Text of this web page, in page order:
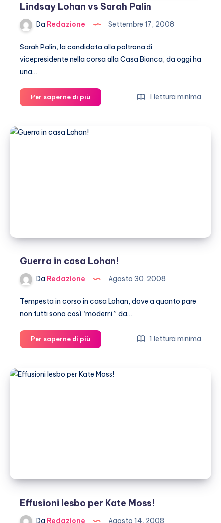
Lindsay Lohan vs Sarah Palin
Da Redazione Settembre 17, 2008
Sarah Palin, la candidata alla poltrona di
vicepresidente nella corsa alla Casa Bianca, da oggi ha
una…
Per saperne di più
Lohan
1 lettura minima
Guerra in casa Lohan!
Da Redazione Agosto 30, 2008
Tempesta in corso in casa Lohan, dove a quanto pare
non tutti sono così “moderni ” da…
Per saperne di più
in
Lohan!
1 lettura minima
Effusioni lesbo per Kate Moss!
Da Redazione Agosto 14, 2008